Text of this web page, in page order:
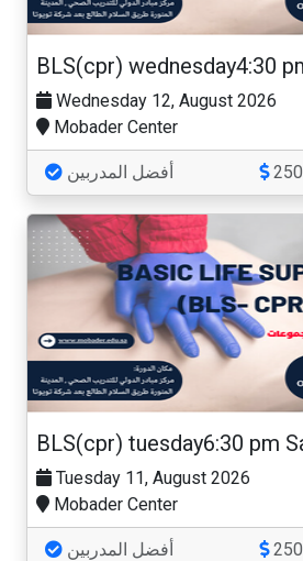
Wednesday 12, August 2026
Mobader Center
أفضل المدربين 250
Tuesday 11, August 2026
Mobader Center
أفضل المدربين 250